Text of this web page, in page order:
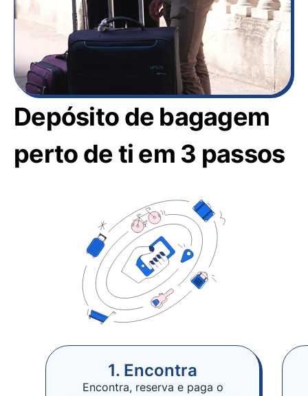
Depósito de bagagem
perto de ti em 3 passos
1. Encontra
Encontra, reserva e paga o